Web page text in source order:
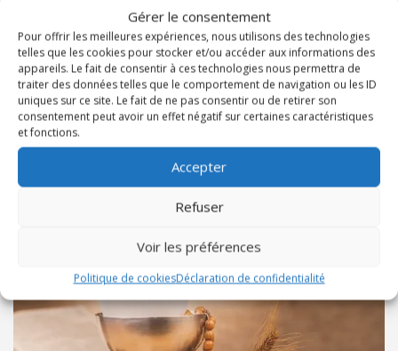
Gérer le consentement
Pour offrir les meilleures expériences, nous utilisons des technologies
telles que les cookies pour stocker et/ou accéder aux informations des
appareils. Le fait de consentir à ces technologies nous permettra de
traiter des données telles que le comportement de navigation ou les ID
uniques sur ce site. Le fait de ne pas consentir ou de retirer son
consentement peut avoir un effet négatif sur certaines caractéristiques
et fonctions.
Accepter
Refuser
Voir les préférences
Politique de cookiesDéclaration de confidentialité
ADRESSE
SOEURS DOMINICAINES ND DE
CLARTE
Dans la même catégorie
11
De 11h45 à 12h15